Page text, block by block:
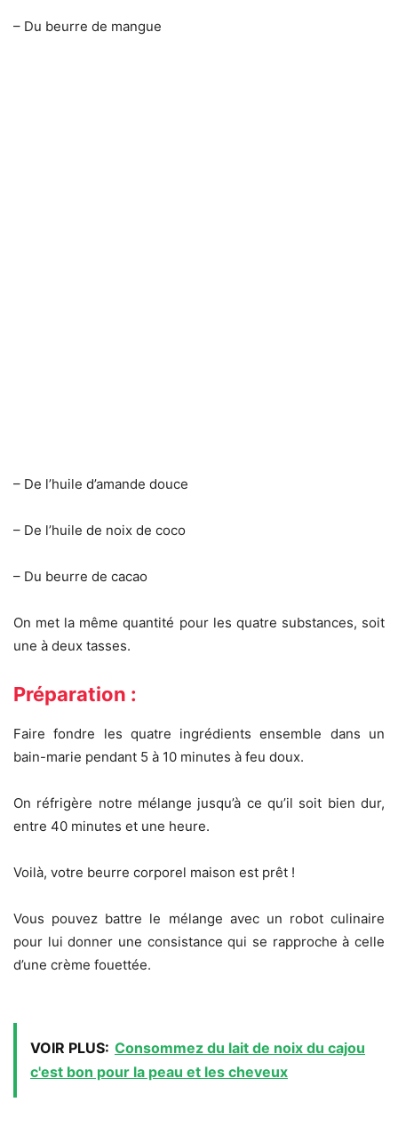
– Du beurre de mangue
– De l’huile d’amande douce
– De l’huile de noix de coco
– Du beurre de cacao
On met la même quantité pour les quatre substances, soit
une à deux tasses.
Préparation :
Faire fondre les quatre ingrédients ensemble dans un
bain-marie pendant 5 à 10 minutes à feu doux.
On réfrigère notre mélange jusqu’à ce qu’il soit bien dur,
entre 40 minutes et une heure.
Voilà, votre beurre corporel maison est prêt !
Vous pouvez battre le mélange avec un robot culinaire
pour lui donner une consistance qui se rapproche à celle
d’une crème fouettée.
VOIR PLUS: Consommez du lait de noix du cajou
c'est bon pour la peau et les cheveux